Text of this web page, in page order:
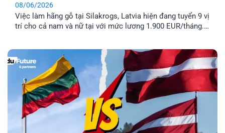
08/06/2026
Việc làm hãng gỗ tại Silakrogs, Latvia hiện đang tuyển 9 vị
trí cho cả nam và nữ tại với mức lương 1.900 EUR/tháng.
lựa chọn phù hợp cho [...]